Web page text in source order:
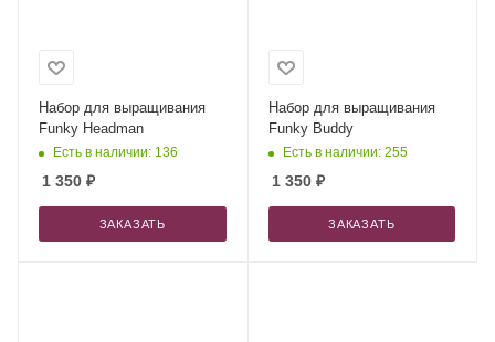
Набор для выращивания
Funky Headman
Есть в наличии: 136
1 350 ₽
ЗАКАЗАТЬ
Набор для выращивания
Funky Buddy
Есть в наличии: 255
1 350₽
ЗАКАЗАТЬ